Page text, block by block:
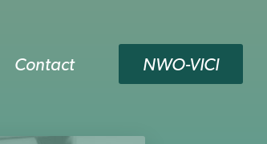
Contact NWO-VICI